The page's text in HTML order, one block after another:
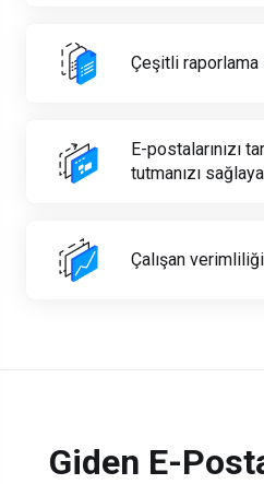
Çeşitli
E-postalarınızı
tutmanızı
Çalışan
Giden E-